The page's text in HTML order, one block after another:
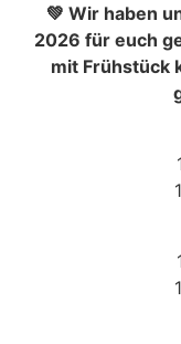
💚 Wir haben
2026 für euch
mit Frühstück